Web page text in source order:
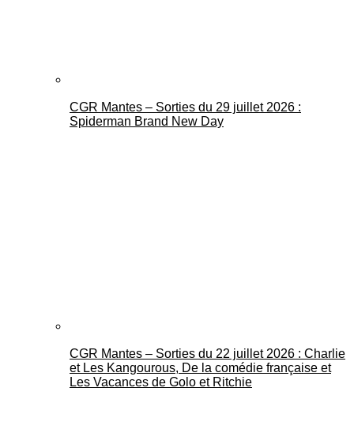
CGR Mantes – Sorties du 29 juillet 2026 :
Spiderman Brand New Day
CGR Mantes – Sorties du 22 juillet 2026 : Charlie
et Les Kangourous, De la comédie française et
Les Vacances de Golo et Ritchie